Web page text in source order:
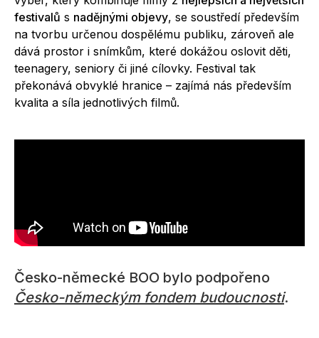
festivalů s nadějnými objevy, se soustředí především
na tvorbu určenou dospělému publiku, zároveň ale
dává prostor i snímkům, které dokážou oslovit děti,
teenagery, seniory či jiné cílovky. Festival tak
překonává obvyklé hranice – zajímá nás především
kvalita a síla jednotlivých filmů.
Česko-německé BOO bylo podpořeno
Česko-německým fondem budoucnosti.